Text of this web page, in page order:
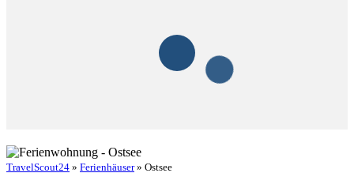
TravelScout24 » Ferienhäuser» Ostsee